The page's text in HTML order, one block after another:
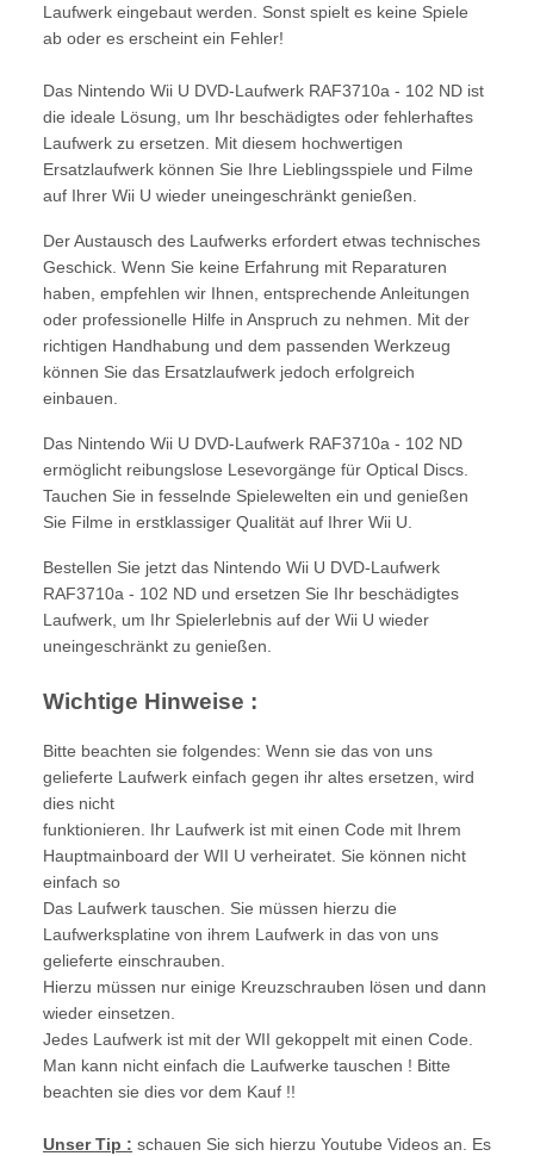
Laufwerk eingebaut werden. Sonst spielt es keine Spiele
ab oder es erscheint ein Fehler!
Das Nintendo Wii U DVD-Laufwerk RAF3710a - 102 ND ist
die ideale Lösung, um Ihr beschädigtes oder fehlerhaftes
Laufwerk zu ersetzen. Mit diesem hochwertigen
Ersatzlaufwerk können Sie Ihre Lieblingsspiele und Filme
auf Ihrer Wii U wieder uneingeschränkt genießen.
Der Austausch des Laufwerks erfordert etwas technisches
Geschick. Wenn Sie keine Erfahrung mit Reparaturen
haben, empfehlen wir Ihnen, entsprechende Anleitungen
oder professionelle Hilfe in Anspruch zu nehmen. Mit der
richtigen Handhabung und dem passenden Werkzeug
können Sie das Ersatzlaufwerk jedoch erfolgreich
einbauen.
Das Nintendo Wii U DVD-Laufwerk RAF3710a - 102 ND
ermöglicht reibungslose Lesevorgänge für Optical Discs.
Tauchen Sie in fesselnde Spielewelten ein und genießen
Sie Filme in erstklassiger Qualität auf Ihrer Wii U.
Bestellen Sie jetzt das Nintendo Wii U DVD-Laufwerk
RAF3710a - 102 ND und ersetzen Sie Ihr beschädigtes
Laufwerk, um Ihr Spielerlebnis auf der Wii U wieder
uneingeschränkt zu genießen.
Wichtige Hinweise :
Bitte beachten sie folgendes: Wenn sie das von uns
gelieferte Laufwerk einfach gegen ihr altes ersetzen, wird
dies nicht
funktionieren. Ihr Laufwerk ist mit einen Code mit Ihrem
Hauptmainboard der WII U verheiratet. Sie können nicht
einfach so
Das Laufwerk tauschen. Sie müssen hierzu die
Laufwerksplatine von ihrem Laufwerk in das von uns
gelieferte einschrauben.
Hierzu müssen nur einige Kreuzschrauben lösen und dann
wieder einsetzen.
Jedes Laufwerk ist mit der WII gekoppelt mit einen Code.
Man kann nicht einfach die Laufwerke tauschen ! Bitte
beachten sie dies vor dem Kauf !!
Unser Tip : schauen Sie sich hierzu Youtube Videos an. Es